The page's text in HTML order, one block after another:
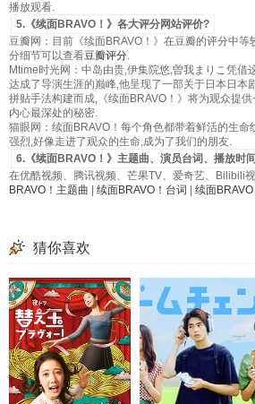
播放观看.
5.《续面BRAVO！》各大评分网站评价?
豆瓣网：目前《续面BRAVO！》在豆瓣的评分中
分细节可以查看豆瓣评分.
Mtime时光网：中岛由贵,伊集院悠,曽我まりこ凭借
达成了导演生涯的巅峰,他呈现了一部关于日本日本
拼贴手法构建而成,《续面BRAVO！》将为观众提
内心最深处的秘密.
猫眼网：续面BRAVO！每个角色都带着鲜活的生命
强烈,好像走进了观众的生命,成为了我们的朋友.
6.《续面BRAVO！》主题曲、演员台词、播放时
在优酷视频、腾讯视频、芒果TV、爱奇艺、Bilibili
BRAVO！主题曲
续面BRAVO！台词 续面
猜你喜欢